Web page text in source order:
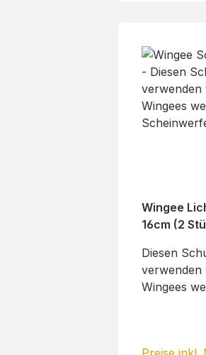
M6x14
GmbHAm
Wingee
16cm (2
Diesen
Wingees
einfach im